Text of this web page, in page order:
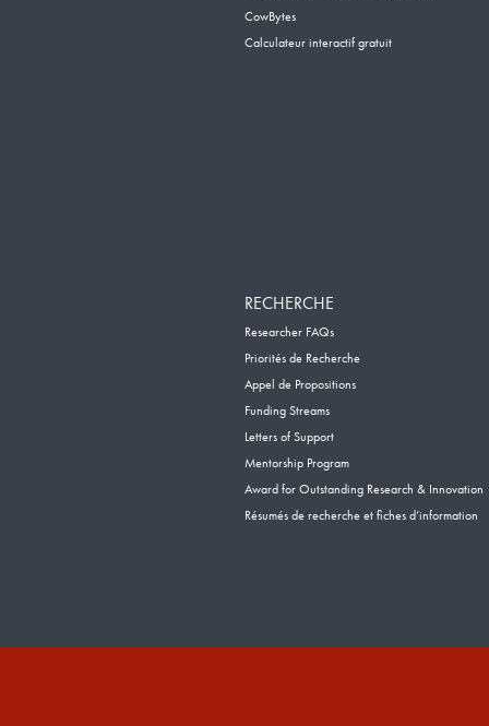
CowBytes
Calculateur interactif gratuit
RECHERCHE
Researcher FAQs
Priorités de Recherche
Appel de Propositions
Funding Streams
Letters of Support
Mentorship Program
Award for Outstanding Research & Innovation
Résumés de recherche et fiches d’information